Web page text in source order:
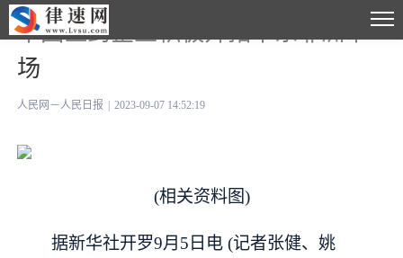
中国医药企业积极开拓中东非洲市
场
人民网－人民日报 2023-09-07 14:52:19
(相关资料图)
据新华社开罗9月5日电 (记者张健、姚